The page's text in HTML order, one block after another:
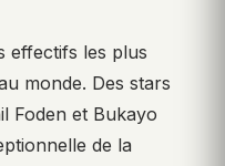
effectifs les plus
monde. Des stars
Foden et Bukayo
de la